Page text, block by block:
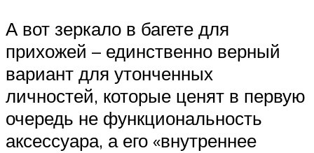
А вот зеркало в багете для
прихожей – единственно верный
вариант для утонченных
личностей, которые ценят в первую
очередь не функциональность
аксессуара, а его «внутреннее